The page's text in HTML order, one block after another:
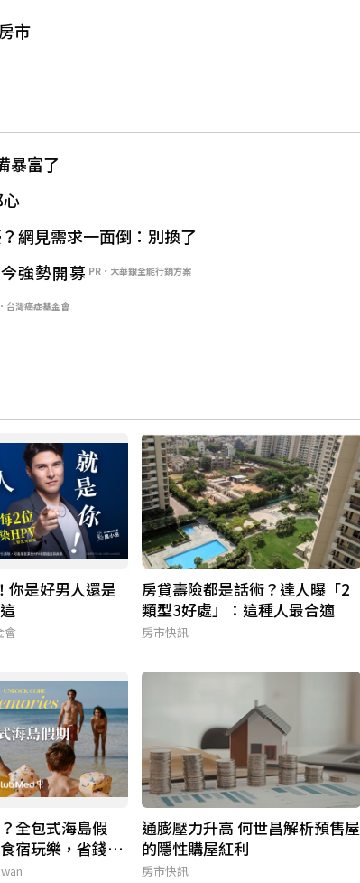
市
暴富了
網見需求一面倒：別換了
強勢開募 PR．大華銀全能行銷方案
台灣癌症基金會
你是好男人還是
會
房貸壽險都是話術？達人曝「2
類型3好處」：這種人最合適
房市快訊
全包式海島假
宿玩樂，省錢更
通膨壓力升高 何世昌解析預售屋
的隱性購屋紅利
房市快訊